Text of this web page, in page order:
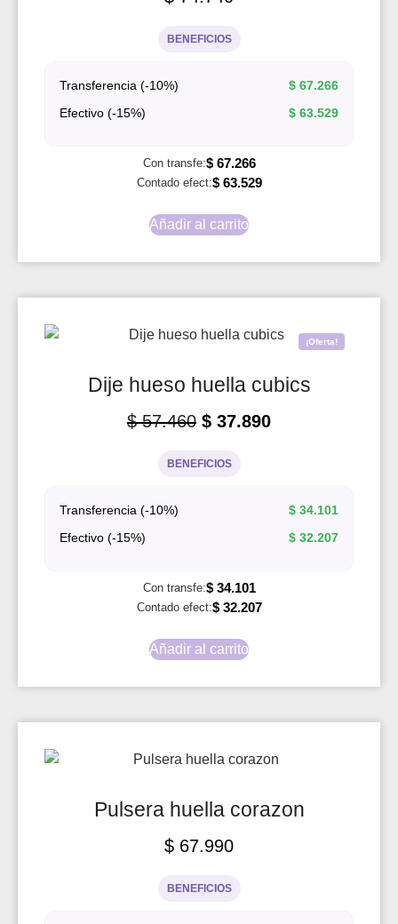
BENEFICIOS
Transferencia (-10%) $ 67.266
Efectivo (-15%)
$ 63.529
Con transfe:$67.266
Contado efect:$63.529
Añadir al carrito
¡Oferta!
Dije hueso huella cubics
$57.460 $ 37.890
BENEFICIOS
Transferencia (-10%) $ 34.101
Efectivo (-15%)
$ 32.207
Con transfe:$34.101
Contado efect:$32.207
Añadir al carrito
Pulsera huella corazon
$ 67.990
BENEFICIOS